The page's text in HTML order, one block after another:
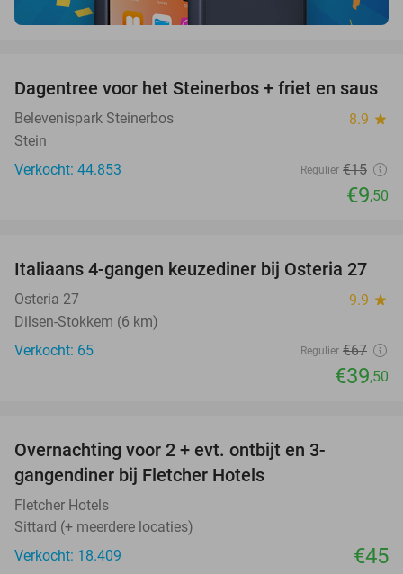
37%
Dagentree voor het Steinerbos + friet en saus
Belevenispark Steinerbos 8.9 star
Stein
Verkocht: 44.853
Regulier €15
€9,50
41%
Italiaans 4-gangen keuzediner bij Osteria 27
Osteria 27 9.9 star
Dilsen-Stokkem (6 km)
Verkocht: 65
Regulier €67
€39,50
Overnachting voor 2 + evt. ontbijt en 3-
gangendiner bij Fletcher Hotels
Fletcher Hotels
Sittard (+ meerdere locaties)
Verkocht: 18.409
€45